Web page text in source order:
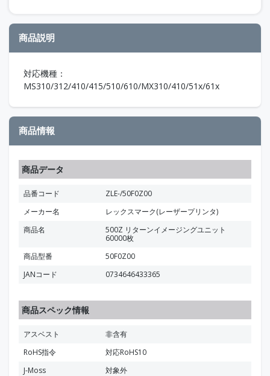
商品説明
対応機種：
MS310/312/410/415/510/610/MX310/410/51x/61x
商品情報
商品データ
品番コード
ZLE-/50F0Z00
メーカー名
レックスマーク(レーザープリンタ)
商品名
500Z リターンイメージングユニット
60000枚
商品型番
50F0Z00
JANコード
0734646433365
商品スペック情報
アスベスト
非含有
RoHS指令
対応RoHS10
J-Moss
対象外